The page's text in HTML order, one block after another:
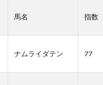
馬名 指数
ナムライダテン 77